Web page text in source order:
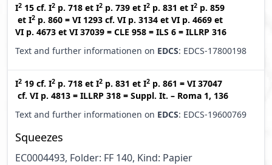
I2 15 cf. I2 p. 718 et I2 p. 739 et I2 p. 831 et I2 p. 859
et I2 p. 860 = VI 1293 cf. VI p. 3134 et VI p. 4669 et
VI p. 4673 et VI 37039 = CLE 958 = ILS 6 = ILLRP 316
Text and further informationen on EDCS: EDCS-17800198
I2 19 cf. I2 p. 718 et I2 p. 831 et I2 p. 861 = VI 37047
cf. VI p. 4813 = ILLRP 318 = Suppl. It. – Roma 1, 136
Text and further informationen on EDCS: EDCS-19600769
Squeezes
EC0004493, Folder: FF 140, Kind: Papier